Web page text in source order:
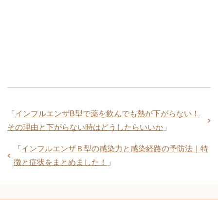
「 インフルエンザB型で薬を飲んでも熱が下がらない！
その理由と下がらない時はどうしたらいいか 」
「 インフルエンザＢ型の感染力と感染経路の予防法｜特
徴と症状をまとめました！
」